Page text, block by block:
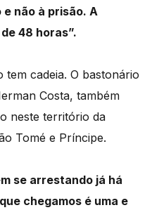
não à prisão. A
48 horas”.
cadeia. O bastonário
Costa, também
neste território da
Tomé e Príncipe.
se arrestando já há
chegamos é uma e